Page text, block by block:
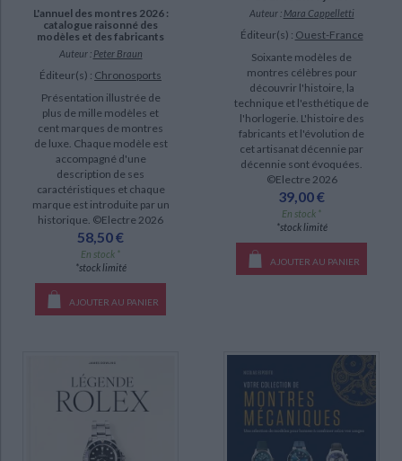
L'annuel des montres 2026 :
catalogue raisonné des
modèles et des fabricants
Auteur : Peter Braun
Éditeur(s) : Chronosports
Présentation illustrée de
plus de mille modèles et
cent marques de montres
de luxe. Chaque modèle est
accompagné d'une
description de ses
caractéristiques et chaque
marque est introduite par un
historique. ©Electre 2026
58,50 €
En stock *
*stock limité
AJOUTER AU PANIER
Auteur : Mara Cappelletti
Éditeur(s) : Ouest-France
Soixante modèles de
montres célèbres pour
découvrir l'histoire, la
technique et l'esthétique de
l'horlogerie. L'histoire des
fabricants et l'évolution de
cet artisanat décennie par
décennie sont évoquées.
©Electre 2026
39,00 €
En stock *
*stock limité
AJOUTER AU PANIER